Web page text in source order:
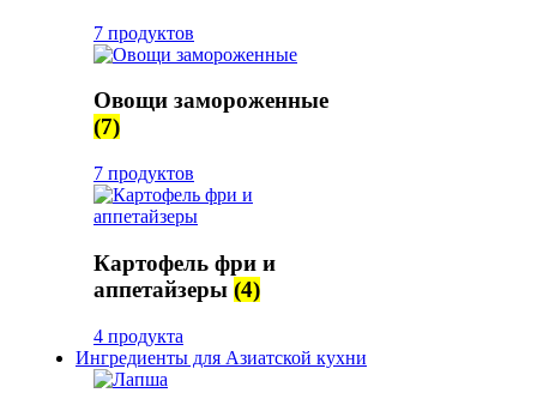
7 продуктов
Овощи замороженные
(7)
7 продуктов
Картофель фри и
аппетайзеры (4)
4 продукта
Ингредиенты для Азиатской кухни